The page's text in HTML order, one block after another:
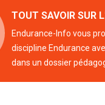
TOUT SAVOIR SUR
Endurance-Info vous
discipline Endurance
dans un dossier